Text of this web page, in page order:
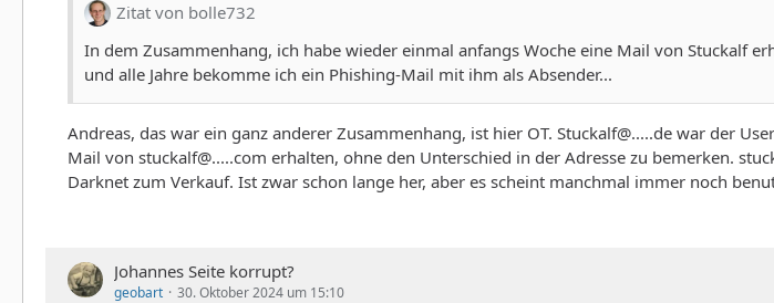
Zitat von bolle732
In dem Zusammenhang, ich habe wieder einmal anfangs Woche eine Mail von Stuckalf
und alle Jahre bekomme ich ein Phishing-Mail mit ihm als Absender...
Andreas, das war ein ganz anderer Zusammenhang, ist hier OT. Stuckalf@.....de war der
Mail von stuckalf@.....com erhalten, ohne den Unterschied in der Adresse zu bemerken.
Darknet zum Verkauf. Ist zwar schon lange her, aber es scheint manchmal immer noch
Johannes Seite korrupt?
geobart 30. Oktober 2024 um 15:10